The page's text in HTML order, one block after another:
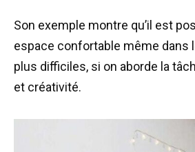
Son exemple montre qu’il est
espace confortable même dans
plus difficiles, si on aborde la
et créativité.